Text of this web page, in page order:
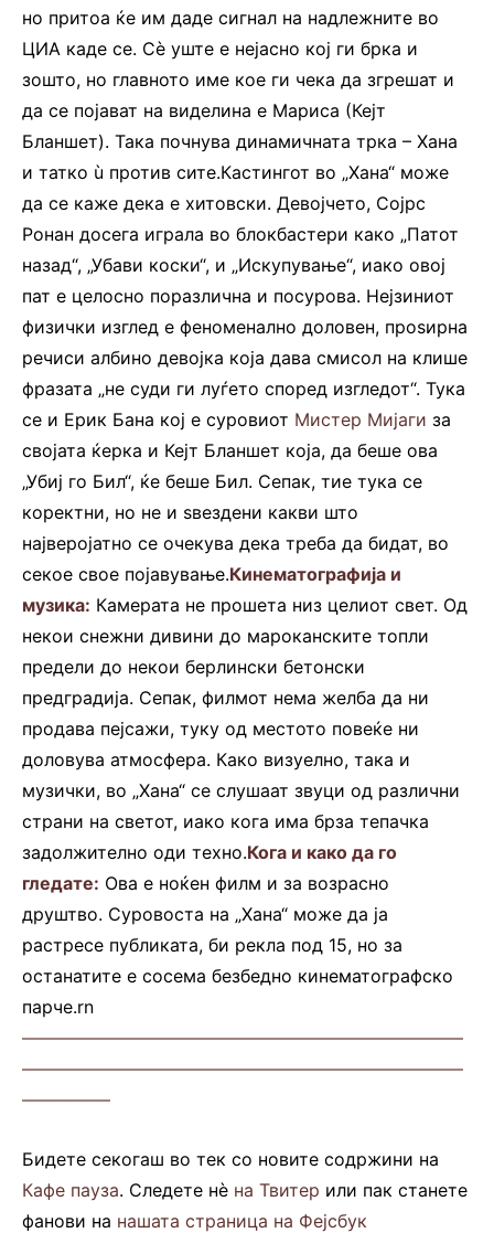
но притоа ќе им даде сигнал на надлежните во
ЦИА каде се. Сè уште е нејасно кој ги брка и
зошто, но главното име кое ги чека да згрешат и
да се појават на виделина е Мариса (Кејт
Бланшет). Така почнува динамичната трка – Хана
и татко ù против сите.Кастингот во „Хана“ може
да се каже дека е хитовски. Девојчето, Сојрс
Ронан досега играла во блокбастери како „Патот
назад“, „Убави коски“, и „Искупување“, иако овој
пат е целосно поразлична и посурова. Нејзиниот
физички изглед е феноменално доловен, проѕирна
речиси албино девојка која дава смисол на клише
фразата „не суди ги луѓето според изгледот“. Тука
се и Ерик Бана кој е суровиот Мистер Мијаги за
својата ќерка и Кејт Бланшет која, да беше ова
„Убиј го Бил“, ќе беше Бил. Сепак, тие тука се
коректни, но не и ѕвездени какви што
најверојатно се очекува дека треба да бидат, во
секое свое појавување.Кинематографија и
музика: Камерата не прошета низ целиот свет. Од
некои снежни дивини до мароканските топли
предели до некои берлински бетонски
предградија. Сепак, филмот нема желба да ни
продава пејсажи, туку од местото повеќе ни
доловува атмосфера. Како визуелно, така и
музички, во „Хана“ се слушаат звуци од различни
страни на светот, иако кога има брза тепачка
задолжително оди техно.Кога и како да го
гледате: Ова е ноќен филм и за возрасно
друштво. Суровоста на „Хана“ може да ја
растресе публиката, би рекла под 15, но за
останатите е сосема безбедно кинематографско
парче.rn
—————————————————————————
—————————————————————————
—————
Бидете секогаш во тек со новите содржини на
Кафе пауза. Следете нè на Твитер или пак станете
фанови на нашата страница на Фејсбук